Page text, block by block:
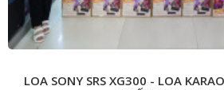
LOA SONY SRS XG300 - LOA